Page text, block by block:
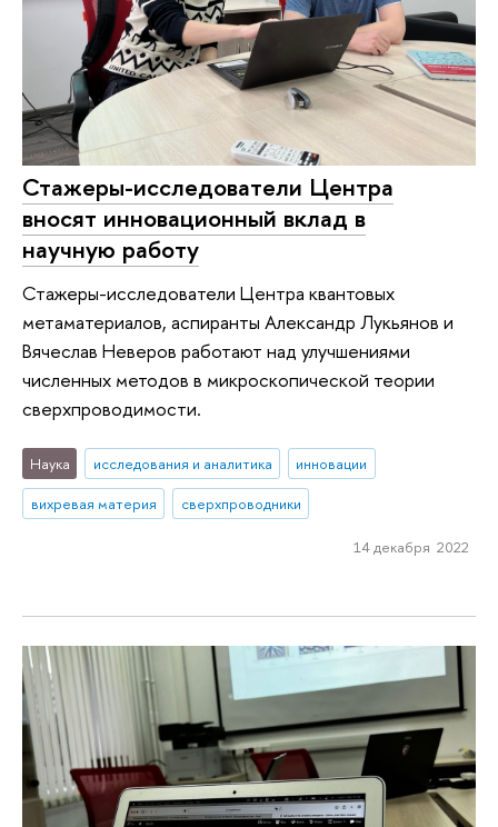
Стажеры-исследователи Центра
вносят инновационный вклад в
научную работу
Стажеры-исследователи Центра квантовых
метаматериалов, аспиранты Александр Лукьянов и
Вячеслав Неверов работают над улучшениями
численных методов в микроскопической теории
сверхпроводимости.
Наука исследования и аналитика
инновации
вихревая материя
сверхпроводники
14 декабря 2022